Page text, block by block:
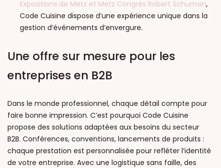
Expositions de Metz et Metz Congrès Robert Schuman,
Code Cuisine dispose d’une expérience unique dans la
gestion d’événements d’envergure.
Une offre sur mesure pour les
entreprises en B2B
Dans le monde professionnel, chaque détail compte pour
faire bonne impression. C’est pourquoi Code Cuisine
propose des solutions adaptées aux besoins du secteur
B2B. Conférences, conventions, lancements de produits :
chaque prestation est personnalisée pour refléter l’identité
de votre entreprise. Avec une logistique sans faille, des